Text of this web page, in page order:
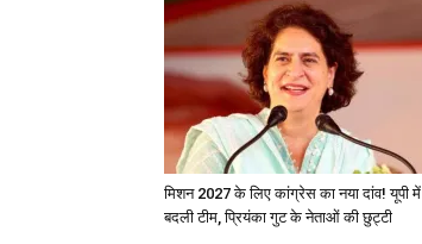
मिशन 2027 के लिए कांग्रेस का नया दांव! यूपी में
बदली टीम, प्रियंका गुट के नेताओं की छुट्टी